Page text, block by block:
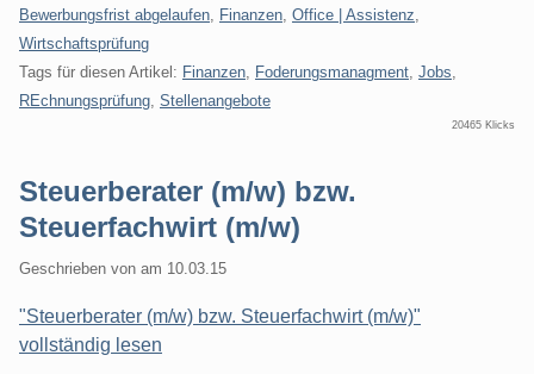
Kategorien:
Bewerbungsfrist abgelaufen Finanzen Office | Assistenz
Wirtschaftsprüfung
Tags für diesen Artikel: Finanzen Foderungsmanagment Jobs
REchnungsprüfung Stellenangebote
20465 Klicks
Steuerberater (m/w) bzw.
Steuerfachwirt (m/w)
Geschrieben von am 10.03.15
"Steuerberater (m/w) bzw. Steuerfachwirt (m/w)"
vollständig lesen